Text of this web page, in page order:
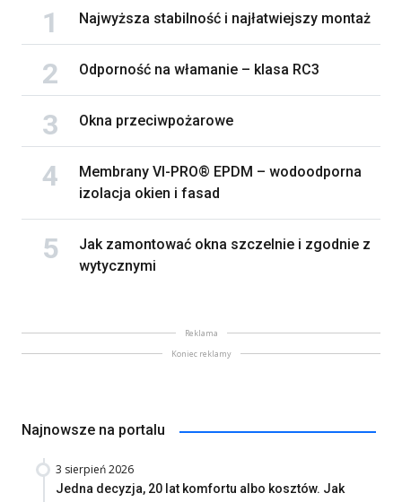
Najwyższa stabilność i najłatwiejszy montaż
Odporność na włamanie – klasa RC3
Okna przeciwpożarowe
Membrany VI-PRO® EPDM – wodoodporna
izolacja okien i fasad
Jak zamontować okna szczelnie i zgodnie z
wytycznymi
Reklama
Koniec reklamy
Najnowsze na portalu
3 sierpień 2026
Jedna decyzja, 20 lat komfortu albo kosztów. Jak